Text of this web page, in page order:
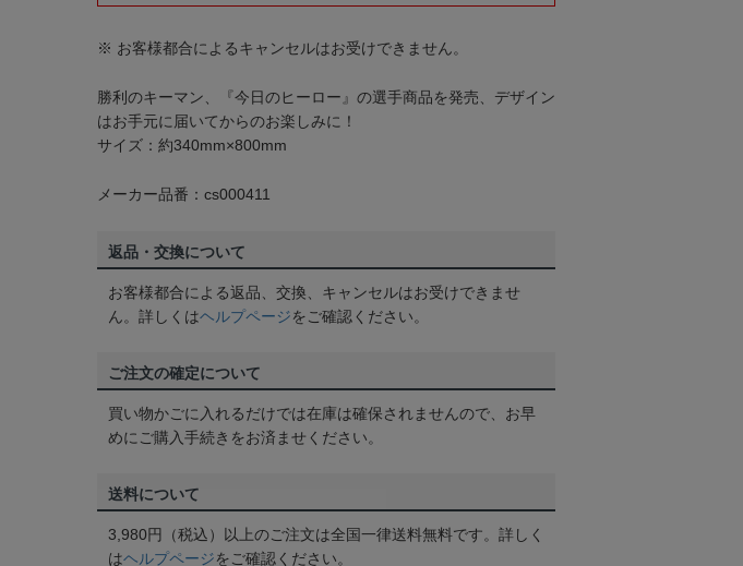
※ お客様都合によるキャンセルはお受けできません。
勝利のキーマン、『今日のヒーロー』の選手商品を発売、デザイン
はお手元に届いてからのお楽しみに！
サイズ：約340mm×800mm
メーカー品番：cs000411
返品・交換について
お客様都合による返品、交換、キャンセルはお受けできませ
ん。詳しくはヘルプページをご確認ください。
ご注文の確定について
買い物かごに入れるだけでは在庫は確保されませんので、お早
めにご購入手続きをお済ませください。
送料について
3,980円（税込）以上のご注文は全国一律送料無料です。詳しく
はヘルプページをご確認ください。